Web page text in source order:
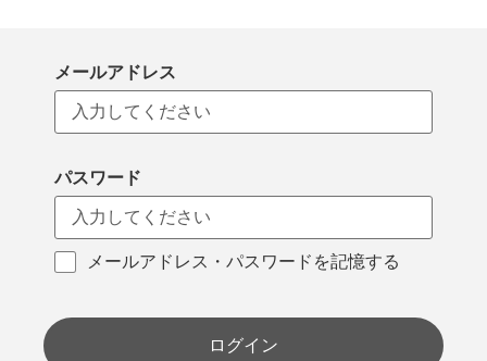
メールアドレス
パスワード
メールアドレス・パスワードを記憶する
ログイン